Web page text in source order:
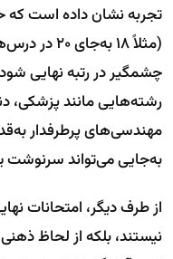
تجربه نشان داده است که
(مثلاً ۱۸
چشمگیر در رتبه نهایی
رشته‌هایی مانند پزشکی،
مهندسی‌های پرطرفدار
به‌جایی می‌تواند سرنوشت
از طرف دیگر، امتحانات
نیستند، بلکه از لحاظ